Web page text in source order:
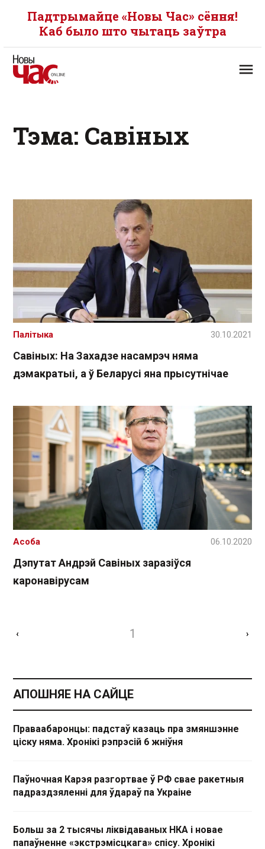
Падтрымайце «Новы Час» сёння!
Каб было што чытаць заўтра
Тэма: Савіных
Савіных: На Захадзе насамрэч няма
дэмакратыі, а ў Беларусі яна прысутнічае
Палітыка 30.10.2021
Дэпутат Андрэй Савіных заразіўся
каронавірусам
Асоба 06.10.2020
‹ 1 ›
АПОШНЯЕ НА САЙЦЕ
Праваабаронцы: падстаў казаць пра змяншэнне
ціску няма. Хронікі рэпрэсій 6 жніўня
Паўночная Карэя разгортвае ў РФ свае ракетныя
падраздзяленні для ўдараў па Украіне
Больш за 2 тысячы ліквідаваных НКА і новае
папаўненне «экстрэмісцкага» спісу. Хронікі